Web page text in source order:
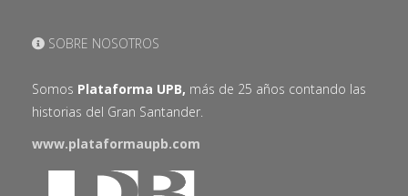
SOBRE NOSOTROS
Somos Plataforma UPB, más de 25 años contando las
historias del Gran Santander.
www.plataformaupb.com